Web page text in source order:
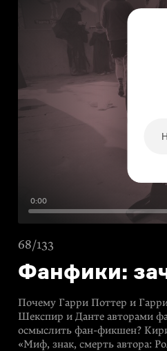
0:00
68/133
Фанфики:
Почему Гарри Поттер и
Шекспир и Данте авторами
осмыслить фан-фикшен?
«Миф, знак, смерть автора: